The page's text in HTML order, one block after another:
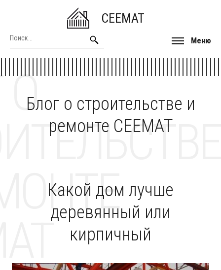
CEEMAT
Меню
Блог о строительстве и
ремонте CEEMAT
О
Какой дом лучше
деревянный или
кирпичный